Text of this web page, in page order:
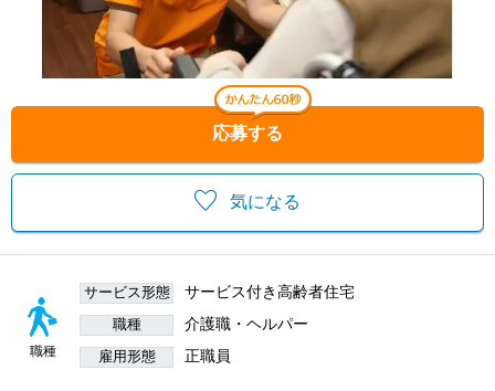
気になる
応募する
職種
サービス形態 サービス付き高齢者住宅
職種 介護職・ヘルパー
雇用形態 正職員